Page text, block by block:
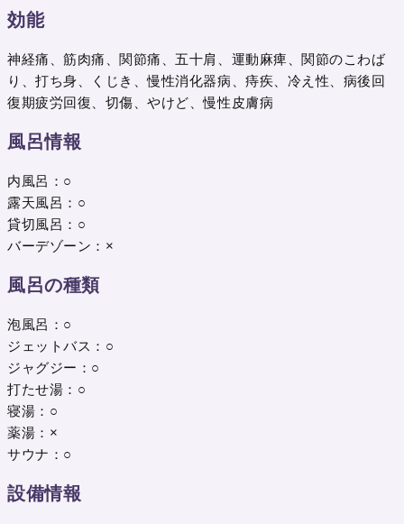
効能
神経痛、筋肉痛、関節痛、五十肩、運動麻痺、関節のこわば
り、打ち身、くじき、慢性消化器病、痔疾、冷え性、病後回
復期疲労回復、切傷、やけど、慢性皮膚病
風呂情報
内風呂：○
露天風呂：○
貸切風呂：○
バーデゾーン：×
風呂の種類
泡風呂：○
ジェットバス：○
ジャグジー：○
打たせ湯：○
寝湯：○
薬湯：×
サウナ：○
設備情報